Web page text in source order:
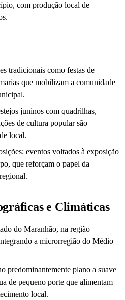
com produção local de
tradicionais como festas de
que mobilizam a comunidade
juninos com quadrilhas,
de cultura popular são
local.
eventos voltados à exposição
que reforçam o papel da
e Climáticas
do Maranhão, na região
a microrregião do Médio
predominantemente plano a suave
de pequeno porte que alimentam
local.